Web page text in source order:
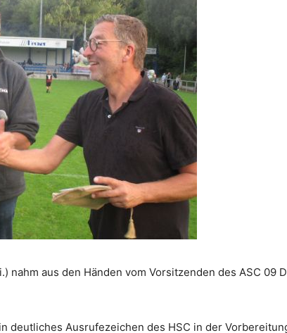
nahm aus den Händen vom Vorsitzenden des ASC 09
deutliches Ausrufezeichen des HSC in der